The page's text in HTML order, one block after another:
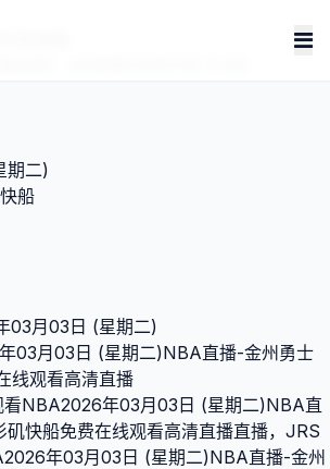
快船
期二)
船
03月03日 (星期二)
年03月03日 (星期二)NBA直播-金州勇士
线观看高清直播
看NBA2026年03月03日 (星期二)NBA直
快船免费在线观看高清直播直播，JRS
年03月03日 (星期二)NBA直播-金州